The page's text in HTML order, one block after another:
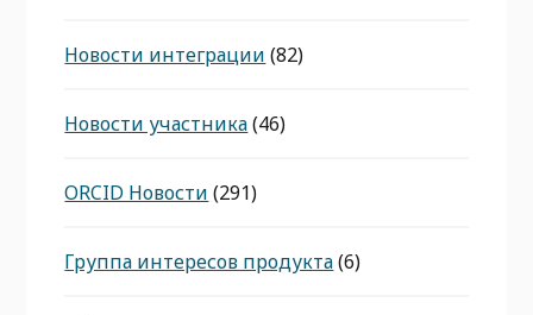
Новости интеграции (82)
Новости участника(46)
ORCID Новости (291)
Группа интересов продукта(6)